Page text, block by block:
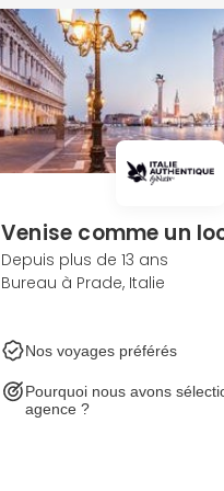
Venise comme un
Depuis plus de 13 ans
Bureau à Prade, Italie
Nos voyages préférés
Pourquoi nous avons
agence ?